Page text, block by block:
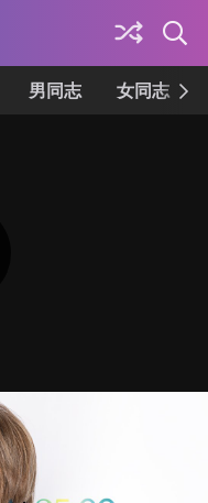
男同志 女同志